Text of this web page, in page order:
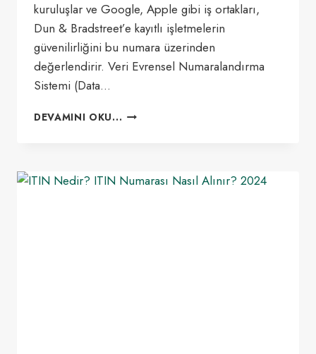
kuruluşlar ve Google, Apple gibi iş ortakları,
Dun & Bradstreet’e kayıtlı işletmelerin
güvenilirliğini bu numara üzerinden
değerlendirir. Veri Evrensel Numaralandırma
Sistemi (Data…
DEVAMINI OKU... DUNS
2024